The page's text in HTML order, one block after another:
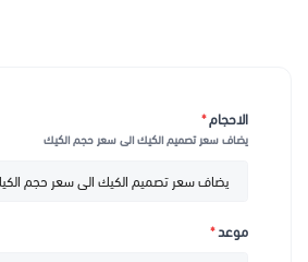
الاحجام*
يضاف سعر تصميم الكيك الى سعر حجم الكيك
موعد*